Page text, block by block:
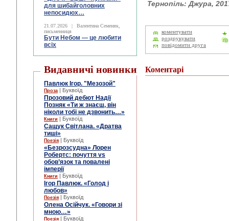
для шибайголовних
непосидюх…
21.07.2026 |
Валентина Семеняк,
письменниця
Бути Небом ― це любити
всіх
Видавничі новинки
Павлюк Ігор. "Мезозой"
Проза | Буквоїд
Прозовий дебют Надії
Позняк «Ти ж знаєш, він
ніколи тобі не дзвонить…»
Книги | Буквоїд
Сащук Світлана. «Дратва
тиші»
Поезія | Буквоїд
«Безрозсудна» Лорен
Робертс: почуття vs
обов’язок та повалені
імперії
Книги | Буквоїд
Ігор Павлюк. «Голод і
любов»
Поезія | Буквоїд
Олена Осійчук. «Говори зі
мною…»
Поезія | Буквоїд
Тернопіль: Джура,
коментувати
роздрукувати
повідомити друга
Коментарі